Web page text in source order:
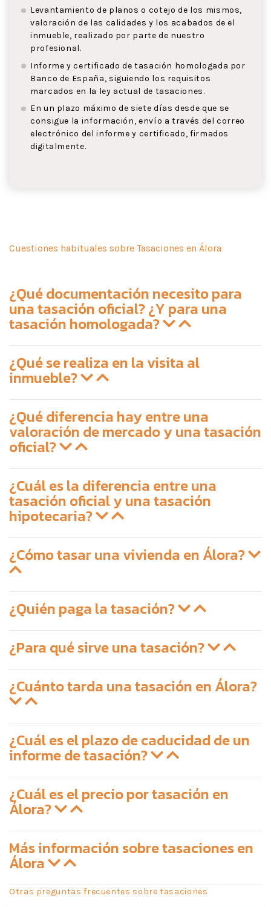
Levantamiento de planos o cotejo de los mismos,
valoración de las calidades y los acabados de el
inmueble, realizado por parte de nuestro
profesional.
Informe y certificado de tasación homologada por
Banco de España, siguiendo los requisitos
marcados en la ley actual de tasaciones.
En un plazo máximo de siete días desde que se
consigue la información, envío a través del correo
electrónico del informe y certificado, firmados
digitalmente.
Cuestiones habituales sobre Tasaciones en Álora
¿Qué documentación necesito para
una tasación oficial? ¿Y para una
tasación homologada?
¿Qué se realiza en la visita al
inmueble?
¿Qué diferencia hay entre una
valoración de mercado y una tasación
oficial?
¿Cuál es la diferencia entre una
tasación oficial y una tasación
hipotecaria?
¿Cómo tasar una vivienda en Álora?
¿Quién paga la tasación?
¿Para qué sirve una tasación?
¿Cuánto tarda una tasación en Álora?
¿Cuál es el plazo de caducidad de un
informe de tasación?
¿Cuál es el precio por tasación en
Álora?
Más información sobre tasaciones en
Álora
Otras preguntas frecuentes sobre tasaciones